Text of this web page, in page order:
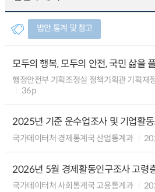
법안.통계 및 참고
모두의 행복, 모두의 안전, 국민 삶을
행정안전부 기획조정실 정책기획관 기획재
36p
2025년 기준 운수업조사 및 기업활동
국가데이터처 경제통계국 산업통계과
2026년 5월 경제활동인구조사 고령
국가데이터처 사회통계국 고용통계과